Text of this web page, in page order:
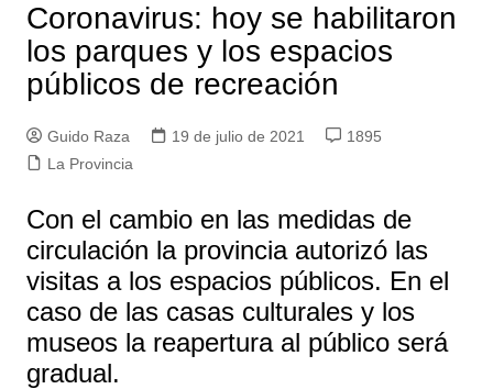
Coronavirus: hoy se habilitaron
los parques y los espacios
públicos de recreación
Guido Raza 19 de julio de 2021
1895
La Provincia
Con el cambio en las medidas de
circulación la provincia autorizó las
visitas a los espacios públicos. En el
caso de las casas culturales y los
museos la reapertura al público será
gradual.